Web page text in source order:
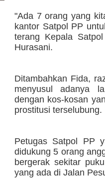
"Ada 7 orang yang
kantor Satpol PP
terang Kepala
Hurasani.
Ditambahkan Fida,
menyusul adanya
dengan kos-kosan
prostitusi terselubung.
Petugas Satpol PP
didukung 5 orang
bergerak sekitar
yang ada di Jalan